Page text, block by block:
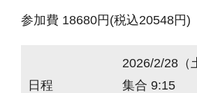
参加費 18680円(税込20548円)
日程
2026/2/28（
集合 9:15